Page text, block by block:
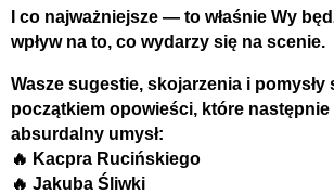
I co najważniejsze — to właśnie Wy
wpływ na to, co wydarzy się na scenie.
Wasze sugestie, skojarzenia i pomysły
początkiem opowieści, które następnie
absurdalny umysł:
🔥 Kacpra Rucińskiego
🔥 Jakuba Śliwki